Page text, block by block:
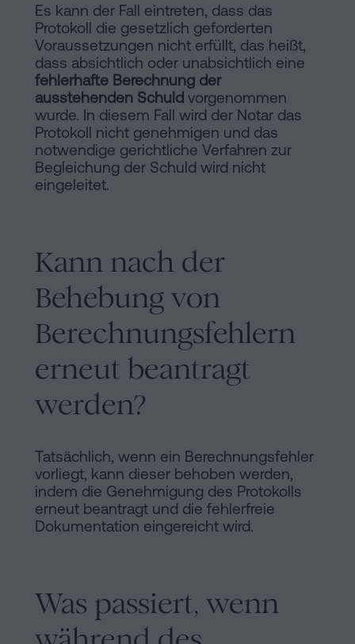
Es kann der Fall eintreten, dass das
Protokoll die gesetzlich geforderten
Voraussetzungen nicht erfüllt, das heißt,
dass absichtlich oder unabsichtlich eine
fehlerhafte Berechnung der
ausstehenden Schuld vorgenommen
wurde. In diesem Fall wird der Notar das
Protokoll nicht genehmigen und das
notwendige gerichtliche Verfahren zur
Begleichung der Schuld wird nicht
eingeleitet.
Kann nach der
Behebung von
Berechnungsfehlern
erneut beantragt
werden?
Tatsächlich, wenn ein Berechnungsfehler
vorliegt, kann dieser behoben werden,
indem die Genehmigung des Protokolls
erneut beantragt und die fehlerfreie
Dokumentation eingereicht wird.
Was passiert, wenn